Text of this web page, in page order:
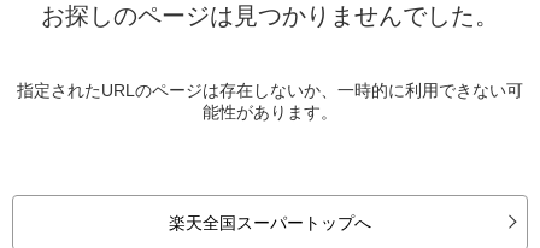
お探しのページは見つかりませんでした。
指定されたURLのページは存在しないか、一時的に利用できない可
能性があります。
楽天全国スーパートップへ